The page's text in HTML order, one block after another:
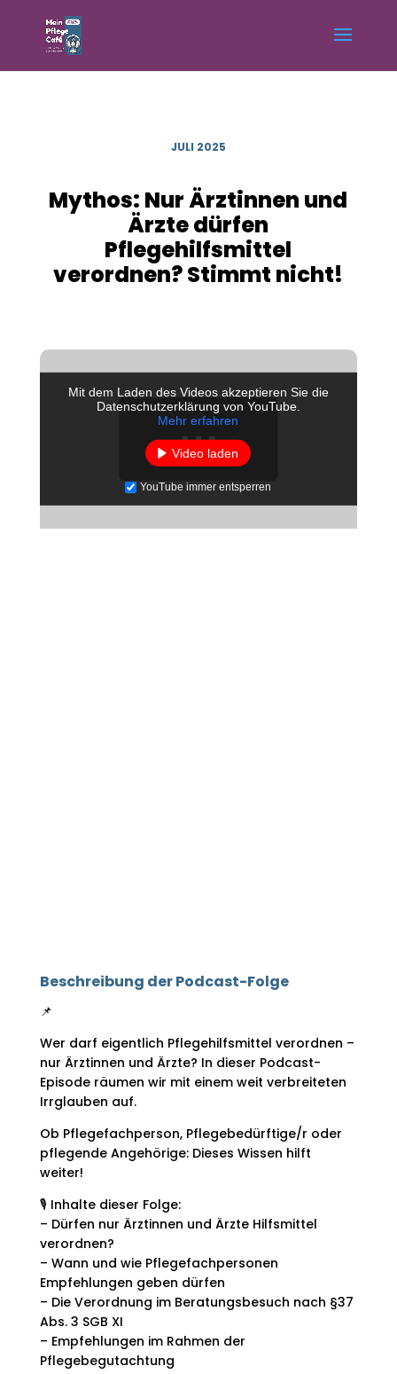
JULI 2025
Mythos: Nur Ärztinnen und
Ärzte dürfen
Pflegehilfsmittel
verordnen? Stimmt nicht!
Mit dem Laden des Videos akzeptieren Sie die
Datenschutzerklärung von YouTube.
Mehr erfahren
Video laden
YouTube immer entsperren
Beschreibung der Podcast-Folge
📌
Wer darf eigentlich Pflegehilfsmittel verordnen –
nur Ärztinnen und Ärzte? In dieser Podcast-
Episode räumen wir mit einem weit verbreiteten
Irrglauben auf.
Ob Pflegefachperson, Pflegebedürftige/r oder
pflegende Angehörige: Dieses Wissen hilft
weiter!
🎙️ Inhalte dieser Folge:
– Dürfen nur Ärztinnen und Ärzte Hilfsmittel
verordnen?
– Wann und wie Pflegefachpersonen
Empfehlungen geben dürfen
– Die Verordnung im Beratungsbesuch nach §37
Abs. 3 SGB XI
– Empfehlungen im Rahmen der
Pflegebegutachtung